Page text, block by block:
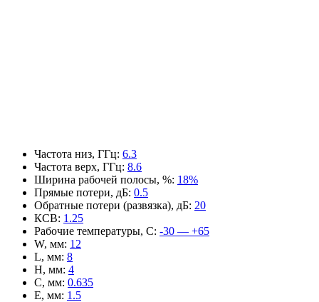
Частота низ, ГГц: 6.3
Частота верх, ГГц: 8.6
Ширина рабочей полосы, %: 18%
Прямые потери, дБ: 0.5
Обратные потери (развязка), дБ: 20
КСВ: 1.25
Рабочие температуры, С: -30 — +65
W, мм: 12
L, мм: 8
H, мм: 4
C, мм: 0.635
E, мм: 1.5